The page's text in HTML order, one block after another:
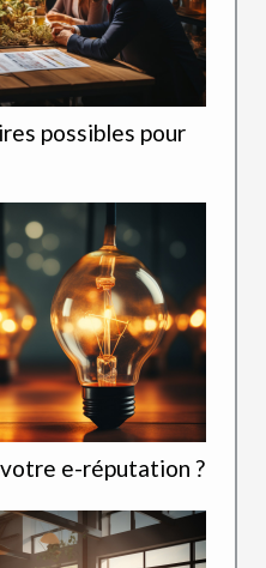
possibles pour
e-réputation ?